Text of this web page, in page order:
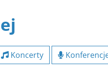
Koncerty